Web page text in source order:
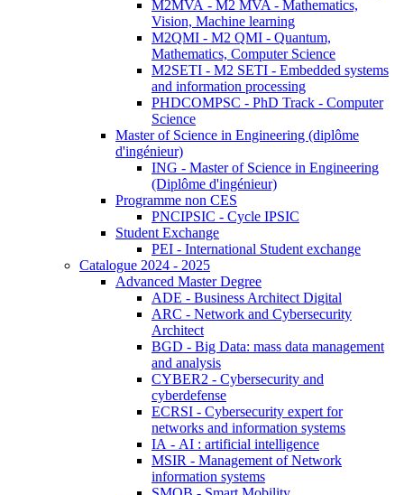
M2MVA - M2 MVA - Mathematics,
Vision, Machine learning
M2QMI - M2 QMI - Quantum,
Mathematics, Computer Science
M2SETI - M2 SETI - Embedded systems
and information processing
PHDCOMPSC - PhD Track - Computer
Science
Master of Science in Engineering (diplôme
d'ingénieur)
ING - Master of Science in Engineering
(Diplôme d'ingénieur)
Programme non CES
PNCIPSIC - Cycle IPSIC
Student Exchange
PEI - International Student exchange
Catalogue 2024 - 2025
Advanced Master Degree
ADE - Business Architect Digital
ARC - Network and Cybersecurity
Architect
BGD - Big Data: mass data management
and analysis
CYBER2 - Cybersecurity and
cyberdefense
ECRSI - Cybersecurity expert for
networks and information systems
IA - AI : artificial intelligence
MSIR - Management of Network
information systems